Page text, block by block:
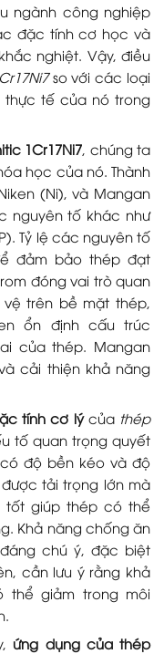
ngành công nghiệp
đặc tính cơ học và
nghiệt. Vậy, điều
so với các loại
thực tế của nó trong
1Cr17Ni7 , chúng ta
học của nó. Thành
(Ni), và Mangan
nguyên tố khác như
Tỷ lệ các nguyên tố
đảm bảo thép đạt
đóng vai trò quan
trên bề mặt thép,
ổn định cấu trúc
của thép. Mangan
cải thiện khả năng
tính cơ lýcủa thép
tố quan trọng quyết
độ bền kéo và độ
tải trọng lớn mà
tốt giúp thép có thể
Khả năng chống ăn
chú ý, đặc biệt
cần lưu ý rằng khả
thể giảm trong môi
ứng dụng của thép